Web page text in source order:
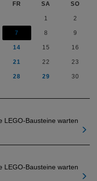
FR SA SO
1 2
7 8 9
14 15 16
21 22 23
28 29 30
LEGO-Bausteine warten
LEGO-Bausteine warten